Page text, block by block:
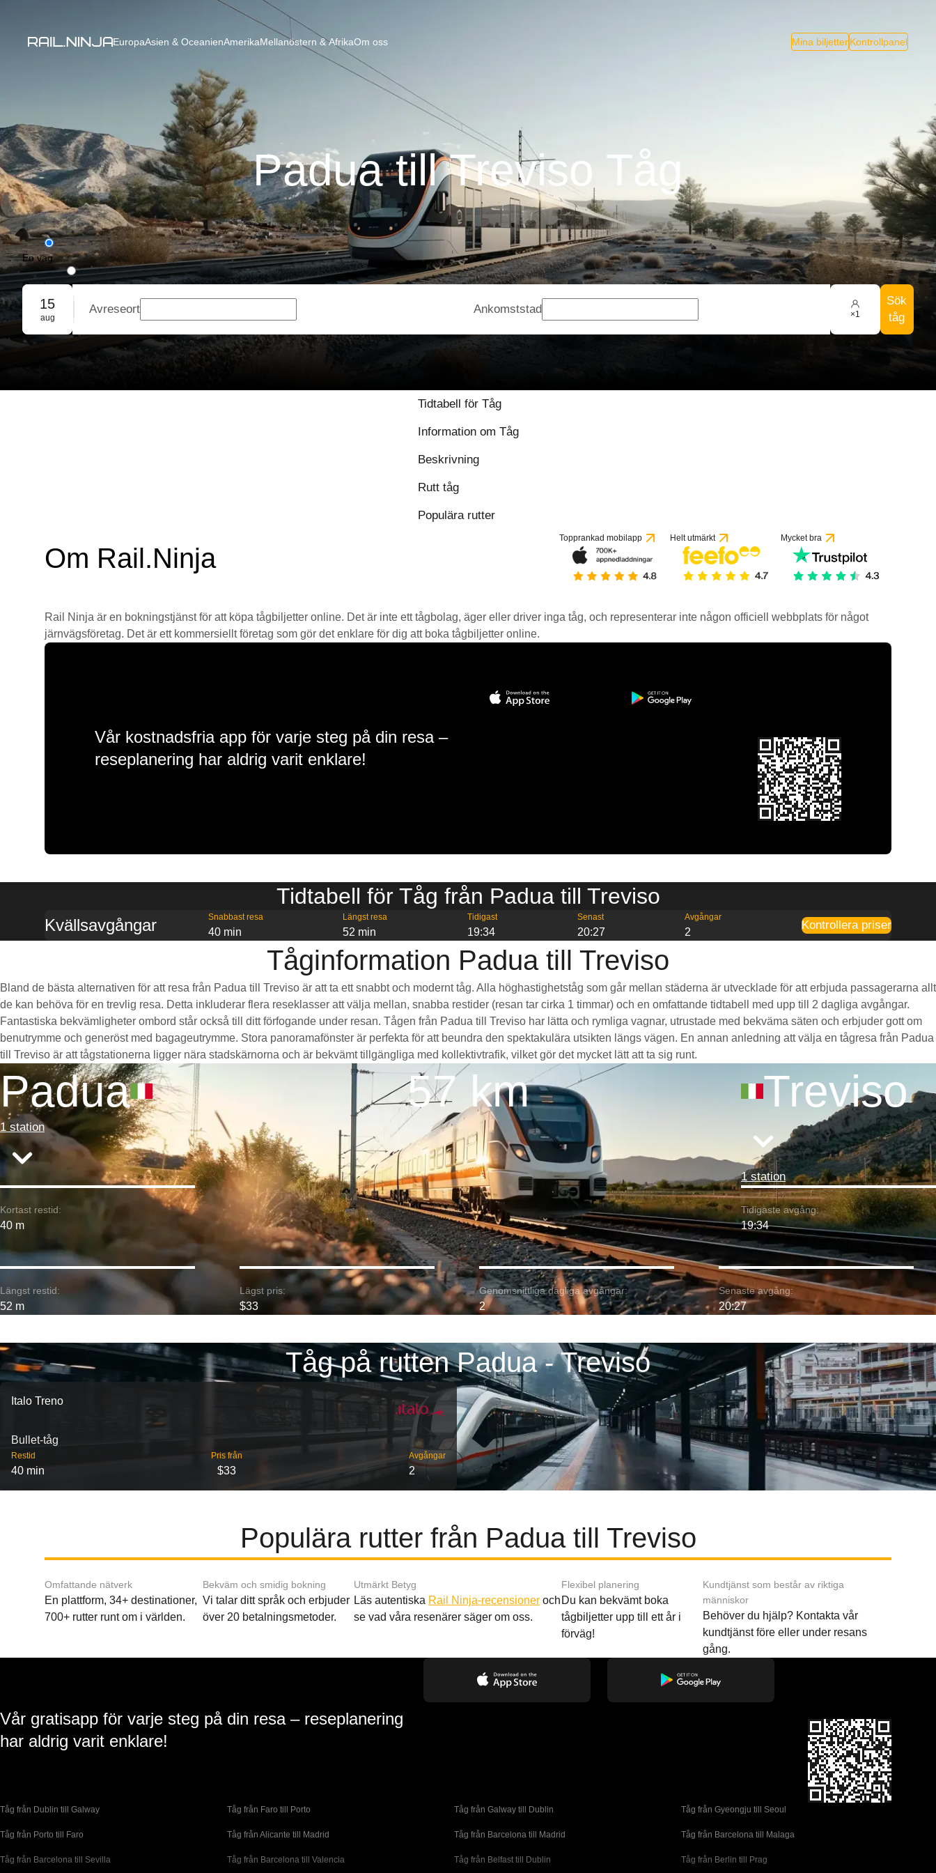
EuropaAsien & OceanienAmerikaMellanöstern & AfrikaOm oss Mina biljetterKontrollpanel
Padua till Treviso Tåg
En väg
Rundresa
Gruppbokning
15
aug
Avreseort Ankomststad ×1
Sök
tåg
Tidtabell för Tåg
Information om Tåg
Beskrivning
Rutt tåg
Populära rutter
Om Rail.Ninja
Topprankad mobilapp Helt utmärkt Mycket bra
Rail Ninja är en bokningstjänst för att köpa tågbiljetter online. Det är inte ett tågbolag, äger eller driver inga tåg, och representerar inte någon officiell webbplats för något
järnvägsföretag. Det är ett kommersiellt företag som gör det enklare för dig att boka tågbiljetter online.
Vår kostnadsfria app för varje steg på din resa –
reseplanering har aldrig varit enklare!
Tidtabell för Tåg från Padua till Treviso
Kvällsavgångar Snabbast resa
40 min
Längst resa
52 min
Tidigast
19:34
Senast
20:27
Avgångar
2
Kontrollera priser
Tåginformation Padua till Treviso
Bland de bästa alternativen för att resa från Padua till Treviso är att ta ett snabbt och modernt tåg. Alla höghastighetståg som går mellan städerna är utvecklade för att erbjuda passagerarna allt
de kan behöva för en trevlig resa. Detta inkluderar flera reseklasser att välja mellan, snabba restider (resan tar cirka 1 timmar) och en omfattande tidtabell med upp till 2 dagliga avgångar.
Fantastiska bekvämligheter ombord står också till ditt förfogande under resan. Tågen från Padua till Treviso har lätta och rymliga vagnar, utrustade med bekväma säten och erbjuder gott om
benutrymme och generöst med bagageutrymme. Stora panoramafönster är perfekta för att beundra den spektakulära utsikten längs vägen. En annan anledning att välja en tågresa från Padua
till Treviso är att tågstationerna ligger nära stadskärnorna och är bekvämt tillgängliga med kollektivtrafik, vilket gör det mycket lätt att ta sig runt.
Padua
1 station
57 km Treviso
1 station
Kortast restid:
40 m
Tidigaste avgång:
19:34
Längst restid:
52 m
Lägst pris:
$33
Genomsnittliga dagliga avgångar:
2
Senaste avgång:
20:27
Tåg på rutten Padua - Treviso
Italo Treno
Bullet-tåg
Restid
40 min
Pris från
$33
Avgångar
2
Populära rutter från Padua till Treviso
Omfattande nätverk
En plattform, 34+ destinationer,
700+ rutter runt om i världen.
Bekväm och smidig bokning
Vi talar ditt språk och erbjuder
över 20 betalningsmetoder.
Utmärkt Betyg
Läs autentiska Rail Ninja-recensioneroch
se vad våra resenärer säger om oss.
Flexibel planering
Du kan bekvämt boka
tågbiljetter upp till ett år i
förväg!
Kundtjänst som består av riktiga
människor
Behöver du hjälp? Kontakta vår
kundtjänst före eller under resans
gång.
Vår gratisapp för varje steg på din resa – reseplanering
har aldrig varit enklare!
Tåg från Dublin till Galway Tåg från Faro till Porto Tåg från Galway till Dublin Tåg från Gyeongju till Seoul
Tåg från Porto till Faro Tåg från Alicante till Madrid Tåg från Barcelona till Madrid Tåg från Barcelona till Malaga
Tåg från Barcelona till Sevilla Tåg från Barcelona till Valencia Tåg från Belfast till Dublin Tåg från Berlin till Prag